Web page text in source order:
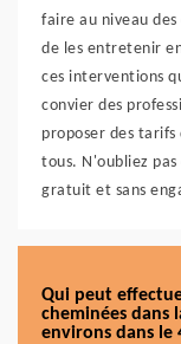
faire au niveau
de les entretenir
ces interventions
convier des
proposer des tarifs
tous. N'oubliez
gratuit et sans
Qui peut
cheminées dans
environs dans le